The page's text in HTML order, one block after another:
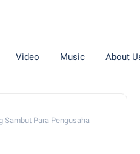
Video Music About
Sambut Para Pengusaha